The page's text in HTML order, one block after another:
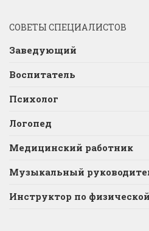
СОВЕТЫ СПЕЦИАЛИСТОВ
Заведующий
Воспитатель
Психолог
Логопед
Медицинский работник
Музыкальный
Инструктор по